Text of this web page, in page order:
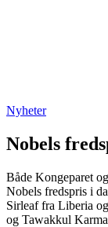
Nyheter
Nobels
Både Kongeparet
Nobels fredspris i
Sirleaf fra Liberia
og Tawakkul